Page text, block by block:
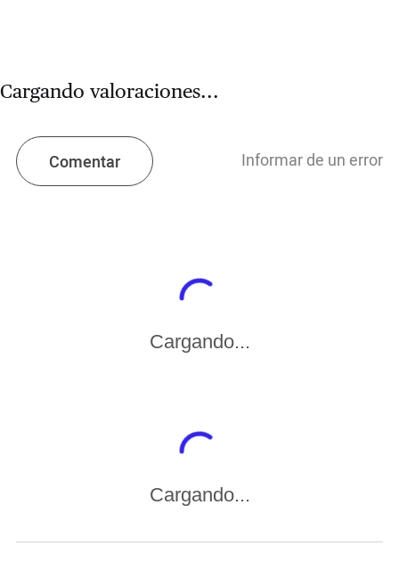
Cargando valoraciones...
Comentar Informar de un error
Cargando...
Cargando...